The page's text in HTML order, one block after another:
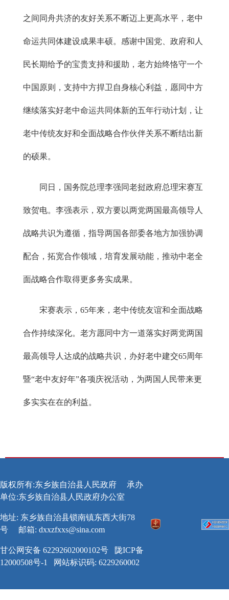
之间同舟共济的友好关系不断迈上更高水平，老中
命运共同体建设成果丰硕。感谢中国党、政府和人
民长期给予的宝贵支持和援助，老方始终恪守一个
中国原则，支持中方捍卫自身核心利益，愿同中方
继续落实好老中命运共同体新的五年行动计划，让
老中传统友好和全面战略合作伙伴关系不断结出新
的硕果。
同日，国务院总理李强同老挝政府总理宋赛互
致贺电。李强表示，双方要以两党两国最高领导人
战略共识为遵循，指导两国各部委各地方加强协调
配合，拓宽合作领域，培育发展动能，推动中老全
面战略合作取得更多务实成果。
宋赛表示，65年来，老中传统友谊和全面战略
合作持续深化。老方愿同中方一道落实好两党两国
最高领导人达成的战略共识，办好老中建交65周年
暨“老中友好年”各项庆祝活动，为两国人民带来更
多实实在在的利益。
版权所有:东乡族自治县人民政府
承办
单位:东乡族自治县人民政府办公室
地址: 东乡族自治县锁南镇东西大街78
号
邮箱: dxxzfxxs@sina.com
甘公网安备 62292602000102号
陇ICP备
12000508号-1
网站标识码: 6229260002